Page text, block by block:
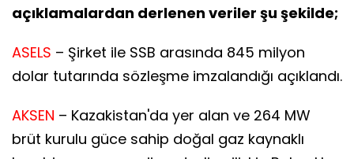
açıklamalardan derlenen veriler şu şekilde;
ASELS – Şirket ile SSB arasında 845 milyon
dolar tutarında sözleşme imzalandığı açıklandı.
AKSEN – Kazakistan'da yer alan ve 264 MW
brüt kurulu güce sahip doğal gaz kaynaklı